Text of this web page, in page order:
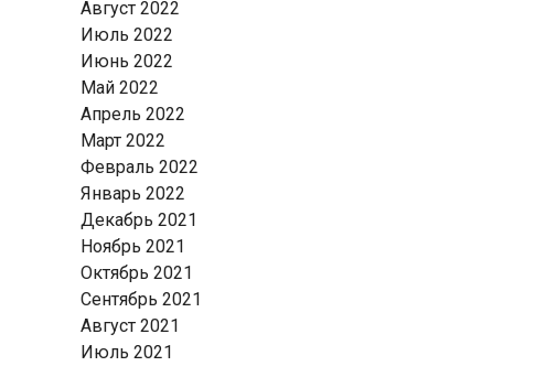
Август 2022
Июль 2022
Июнь 2022
Май 2022
Апрель 2022
Март 2022
Февраль 2022
Январь 2022
Декабрь 2021
Ноябрь 2021
Октябрь 2021
Сентябрь 2021
Август 2021
Июль 2021